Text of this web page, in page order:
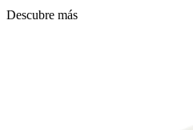
Descubre más